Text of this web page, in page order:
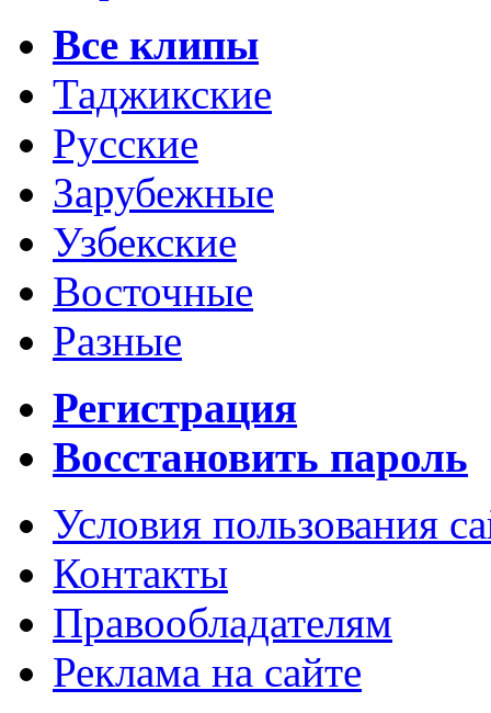
Все клипы
Таджикские
Русские
Зарубежные
Узбекские
Восточные
Разные
Регистрация
Восстановить пароль
Условия пользования
Контакты
Правообладателям
Реклама на сайте